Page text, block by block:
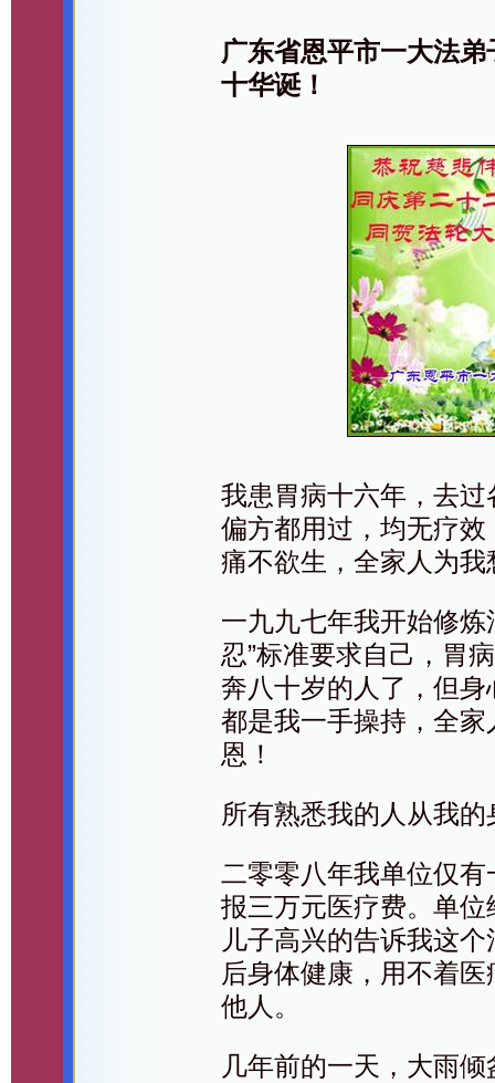
广东省恩平市一大法
十华诞！
我患胃病十六年，去
偏方都用过，均无疗
痛不欲生，全家人为我
一九九七年我开始修
忍”标准要求自己，胃
奔八十岁的人了，但
都是我一手操持，全
恩！
所有熟悉我的人从我
二零零八年我单位仅
报三万元医疗费。单
儿子高兴的告诉我这
后身体健康，用不着
他人。
几年前的一天，大雨